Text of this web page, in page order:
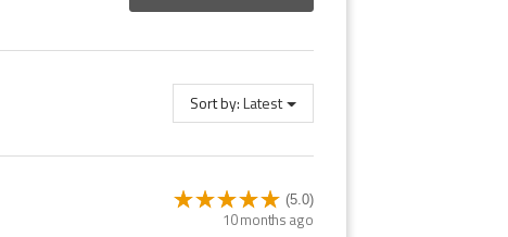
Sort by:Latest
(5.0)
10 months ago